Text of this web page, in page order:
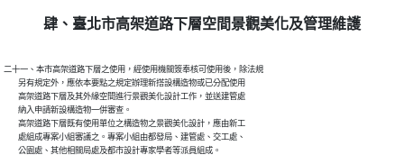
肆、臺北市高架道路下層空間景觀美化及管理維護
二十一、本市高架道路下層之使用，經使用機關簽奉核可使用後，除法規
        另有規定外，應依本要點之規定辦理新搭設構造物或已分配使用
        高架道路下層及其外緣空間進行景觀美化設計工作，並送建管處
        納入申請新設構造物一併審查。
        高架道路下層既有使用單位之構造物之景觀美化設計，應由新工
        處組成專案小組審議之。專案小組由都發局、建管處、交工處、